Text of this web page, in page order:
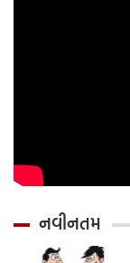
નવીનતમ